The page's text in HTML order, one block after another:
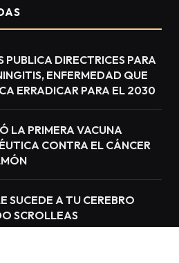
PUBLICA DIRECTRICES PARA
ENFERMEDAD QUE
ERRADICAR PARA EL 2030
LA PRIMERA VACUNA
CONTRA EL CÁNCER
SUCEDE A TU CEREBRO
SCROLLEAS
EL CELULAR.